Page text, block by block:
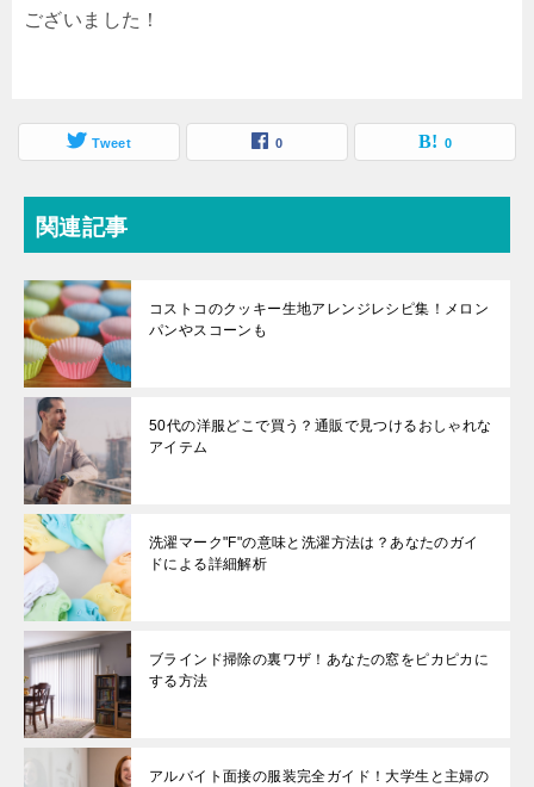
ございました！
Tweet 0 0
関連記事
コストコのクッキー生地アレンジレシピ集！メロン
パンやスコーンも
50代の洋服どこで買う？通販で見つけるおしゃれな
アイテム
洗濯マーク"F"の意味と洗濯方法は？あなたのガイ
ドによる詳細解析
ブラインド掃除の裏ワザ！あなたの窓をピカピカに
する方法
アルバイト面接の服装完全ガイド！大学生と主婦の